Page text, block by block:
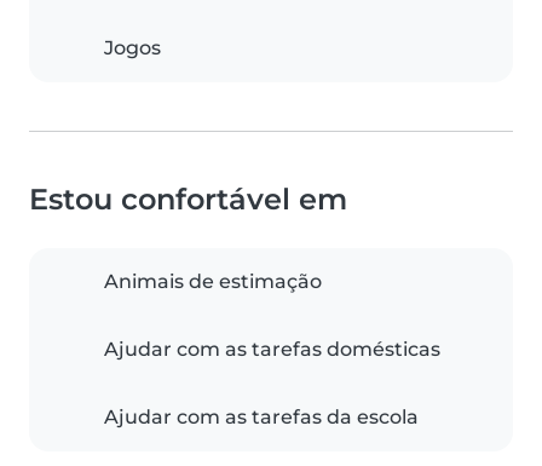
Jogos
Estou confortável em
Animais de estimação
Ajudar com as tarefas domésticas
Ajudar com as tarefas da escola